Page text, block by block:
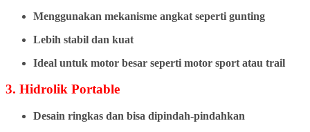
Menggunakan mekanisme angkat seperti gunting
Lebih stabil dan kuat
Ideal untuk motor besar seperti motor sport atau trail
3. Hidrolik Portable
Desain ringkas dan bisa dipindah-pindahkan